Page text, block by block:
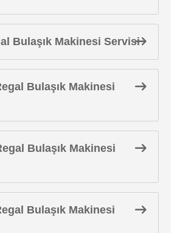
Bulaşık Makinesi Servisi
Bulaşık Makinesi
Bulaşık Makinesi
Bulaşık Makinesi